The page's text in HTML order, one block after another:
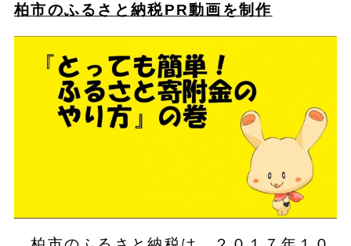
柏市のふるさと納税PR動画を制作